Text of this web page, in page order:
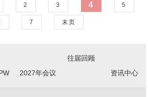
2 3 4 5
7 末页
2027年会议
往届回顾
资讯中心